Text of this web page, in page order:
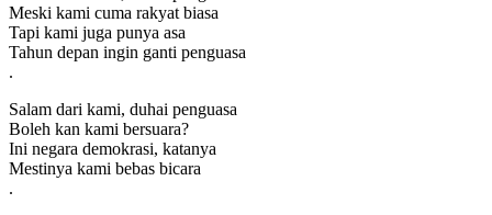
Meski kami cuma rakyat biasa
Tapi kami juga punya asa
Tahun depan ingin ganti penguasa
.
Salam dari kami, duhai penguasa
Boleh kan kami bersuara?
Ini negara demokrasi, katanya
Mestinya kami bebas bicara
.